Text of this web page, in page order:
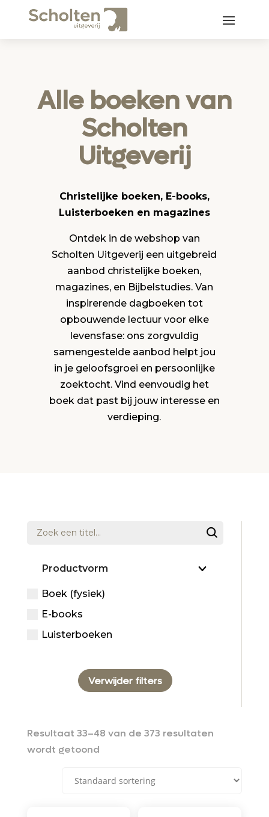
Alle boeken van
Scholten
Uitgeverij
Christelijke boeken, E-books,
Luisterboeken en magazines
Ontdek in de webshop van
Scholten Uitgeverij een uitgebreid
aanbod christelijke boeken,
magazines, en Bijbelstudies. Van
inspirerende dagboeken tot
opbouwende lectuur voor elke
levensfase: ons zorgvuldig
samengestelde aanbod helpt jou
in je geloofsgroei en persoonlijke
zoektocht. Vind eenvoudig het
boek dat past bij jouw interesse en
verdieping.
Productvorm
Boek (fysiek)
E-books
Luisterboeken
Verwijder filters
Resultaat 33–48 van de 373 resultaten
wordt getoond